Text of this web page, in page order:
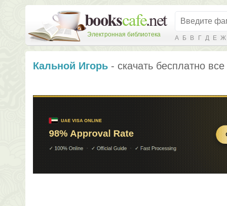
Электронная библиотека А Б В Г Д Е Ж
Кальной Игорь - скачать бесплатно